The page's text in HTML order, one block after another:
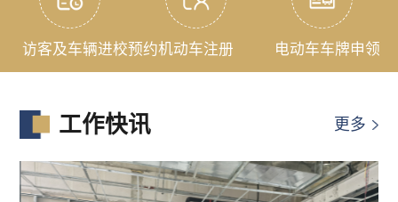
访客及车辆进校预约机动车注册 电动车车牌申领
工作快讯 更多